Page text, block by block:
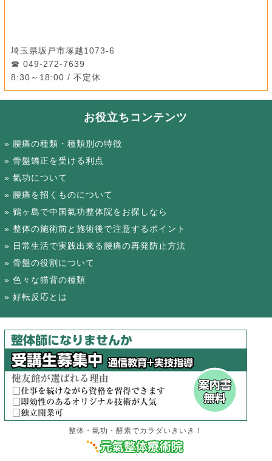
埼玉県坂戸市塚越1073-6
049-272-7639
8:30～18:00 / 不定休
お役立ちコンテンツ
腰痛の種類・種類別の特徴
骨盤矯正を受ける利点
氣功について
腰痛を招くものについて
鶴ヶ島で中国氣功整体院をお探しなら
整体の施術前と施術後で注意するポイント
日常生活で実践出来る腰痛の再発防止方法
骨盤の役割について
色々な猫背の種類
好転反応とは
整体・氣功・酵素でカラダいきいき！